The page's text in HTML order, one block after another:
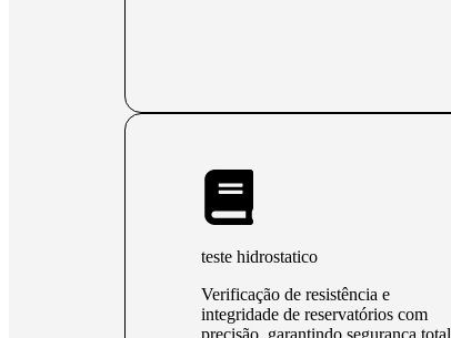
teste hidrostatico
Verificação de resistência e
integridade de reservatórios com
precisão, garantindo segurança total